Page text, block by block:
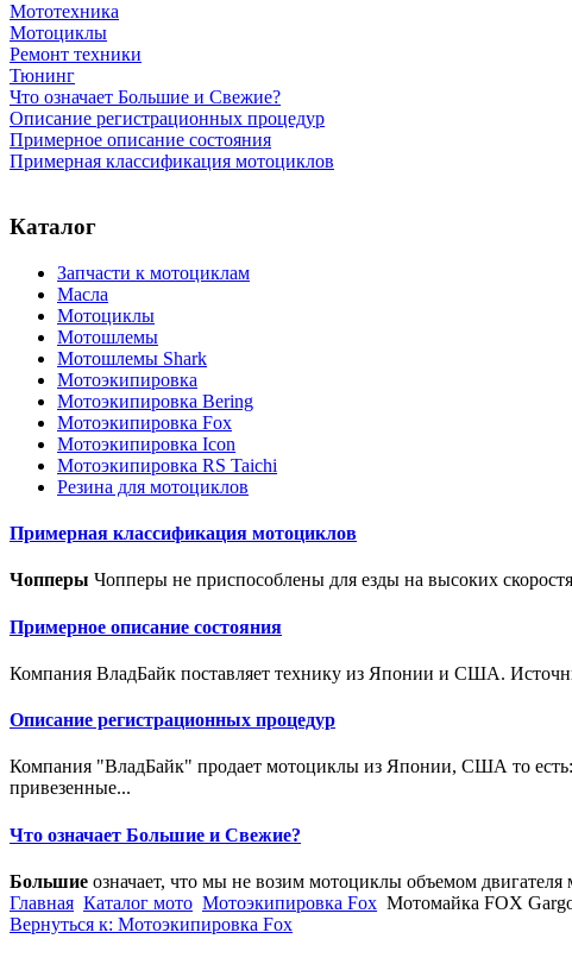
Мототехника
Мотоциклы
Ремонт техники
Тюнинг
Что означает Большие и Свежие?
Описание регистрационных процедур
Примерное описание состояния
Примерная классификация мотоциклов
Каталог
Запчасти к мотоциклам
Масла
Мотоциклы
Мотошлемы
Мотошлемы Shark
Мотоэкипировка
Мотоэкипировка Bering
Мотоэкипировка Fox
Мотоэкипировка Icon
Мотоэкипировка RS Taichi
Резина для мотоциклов
Примерная классификация мотоциклов
Чопперы Чопперы не приспособлены для езды на высоких
Примерное описание состояния
Компания ВладБайк поставляет технику из Японии и США.
Описание регистрационных процедур
Компания "ВладБайк" продает мотоциклы из Японии, США то есть:
привезенные...
Что означает Большие и Свежие?
Большие означает, что мы не возим мотоциклы объемом
Главная Каталог мото Мотоэкипировка Fox Мотомайка FOX
Вернуться к: Мотоэкипировка Fox